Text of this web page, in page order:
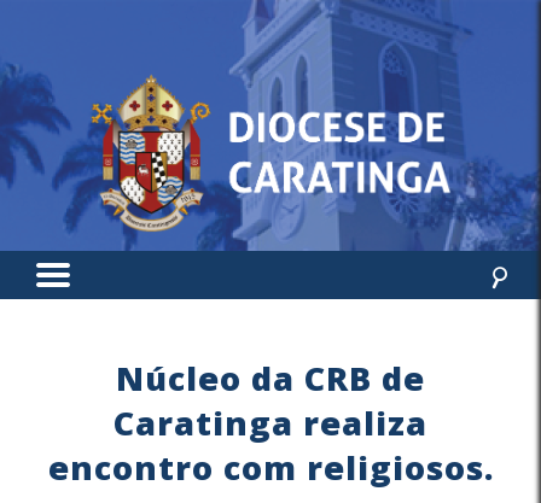
Núcleo da CRB de
Caratinga realiza
encontro com religiosos.